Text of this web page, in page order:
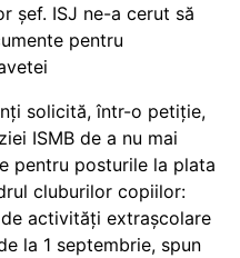
șef. ISJ ne-a cerut să
pentru
solicită, într-o petiție,
ISMB de a nu mai
pentru posturile la plata
cluburilor copiilor:
activități extrașcolare
la 1 septembrie, spun